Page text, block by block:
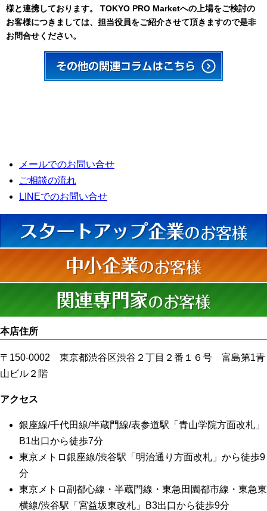
様と連携しております。 TOKYO PRO Marketへの上場をご検討の
お客様につきましては、担当役員をご紹介させて頂きますので是非
お問合せください。
メールでのお問い合せ
ご相談の流れ
LINEでのお問い合せ
本店住所
〒150-0002 東京都渋谷区渋谷２丁目２番１６号 富島第1青
山ビル２階
アクセス
銀座線/千代田線/半蔵門線/表参道駅「青山学院方面改札」
B1出口から徒歩7分
東京メトロ銀座線/渋谷駅「明治通り方面改札」から徒歩9
分
東京メトロ副都心線・半蔵門線・東急田園都市線・東急東
横線/渋谷駅「宮益坂東改札」B3出口から徒歩9分